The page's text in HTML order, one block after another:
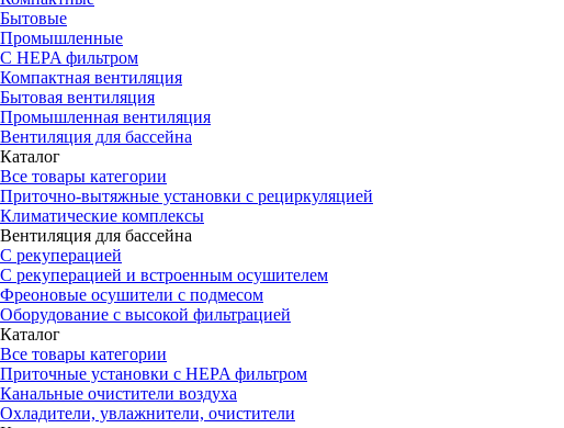
Бытовые
Промышленные
С HEPA фильтром
Компактная вентиляция
Бытовая вентиляция
Промышленная вентиляция
Вентиляция для бассейна
Каталог
Все товары категории
Приточно-вытяжные установки с рециркуляцией
Климатические комплексы
Вентиляция для бассейна
С рекуперацией
С рекуперацией и встроенным осушителем
Фреоновые осушители с подмесом
Оборудование с высокой фильтрацией
Каталог
Все товары категории
Приточные установки c HEPA фильтром
Канальные очистители воздуха
Охладители, увлажнители, очистители